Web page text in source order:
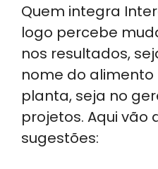
Quem integra
logo percebe
nos resultados,
nome do alimento
planta, seja no
projetos. Aqui vão
sugestões: